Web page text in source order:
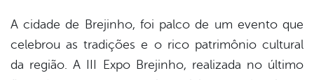
A cidade de Brejinho, foi palco de um evento que
celebrou as tradições e o rico patrimônio cultural
da região. A III Expo Brejinho, realizada no último